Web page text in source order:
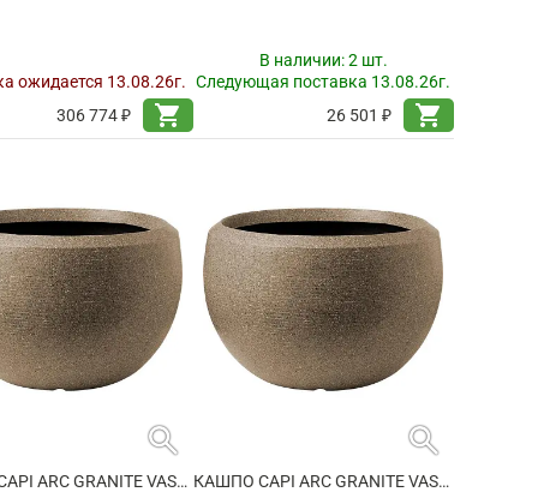
ожидается 13.08.26г.
306 774 ₽
shopping_cart
В наличии:2 шт.
Следующая поставка 13.08.26г.
26 501 ₽
shopping_cart
search
КАШПО CAPI ARC GRANITE VASE BALL WARM TAUPE
search
КАШПО CAPI ARC GRANITE VASE BALL WARM TAUPE